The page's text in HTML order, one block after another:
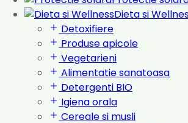
Dieta si
Detoxifiere
Produse apicole
Vegetarieni
Alimentatie sanatoasa
Detergenti BIO
Igiena orala
Cereale si musli